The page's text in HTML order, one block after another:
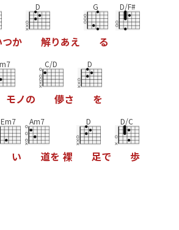
つか
D
解りあえ
G
る
D/F#
モノの
C/D
儚さ
D
を
Em7
い
Am7
道を 裸
D
足で
D/C
歩